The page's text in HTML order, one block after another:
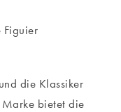
die Klassiker
bietet die